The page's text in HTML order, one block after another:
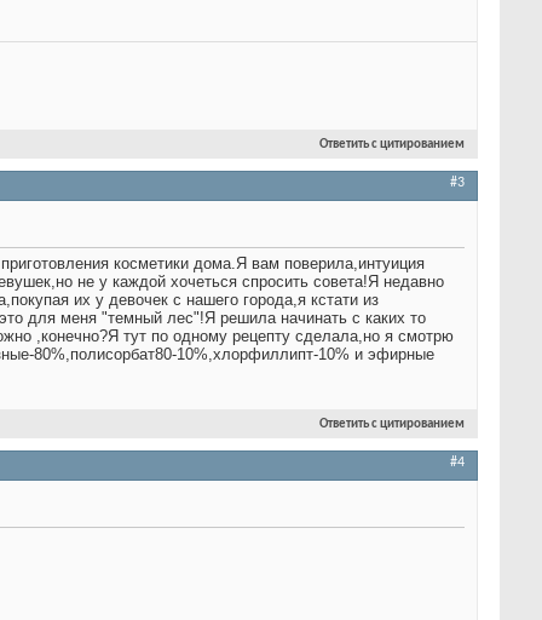
Ответить с цитированием
#3
косметики дома.Я вам поверила,интуиция
не у каждой хочеться спросить совета!Я недавно
их у девочек с нашего города,я кстати из
для меня "темный лес"!Я решила начинать с каких то
,конечно?Я тут по одному рецепту сделала,но я смотрю
80%,полисорбат80-10%,хлорфиллипт-10% и эфирные
Ответить с цитированием
#4